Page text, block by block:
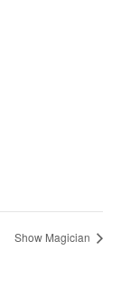
Show Magician